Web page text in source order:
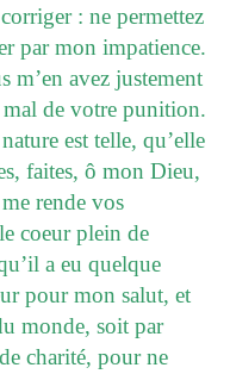
: ne permettez
par mon impatience.
m’en avez justement
mal de votre punition.
est telle, qu’elle
faites, ô mon Dieu,
rende vos
coeur plein de
a eu quelque
pour mon salut, et
monde, soit par
charité, pour ne